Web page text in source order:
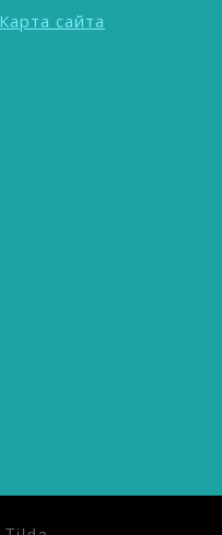
Карта сайта